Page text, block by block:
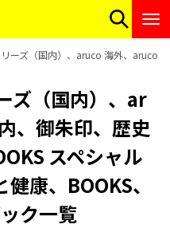
ーズ（国内）、aruco 海外、aruco
ズ（国内）、ar
、御朱印、歴史
スペシャル
康、BOOKS、
ク一覧